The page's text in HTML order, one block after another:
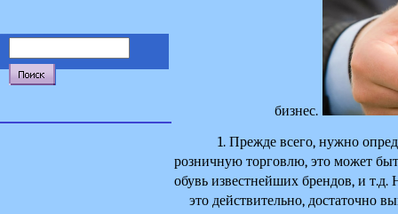
бизнес.
1. Прежде всего, нужно
розничную торговлю, это может
обувь известнейших брендов, и
это действительно, достаточно